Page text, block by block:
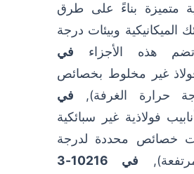
متميزة بناءً على طرق
الميكانيكية وبيئات درجة
هذه الأجزاء في
غير مخلوط بخصائص
حرارة الغرفة), في
فولاذية غير سبائكية
خصائص محددة لدرجة
في 10216-3